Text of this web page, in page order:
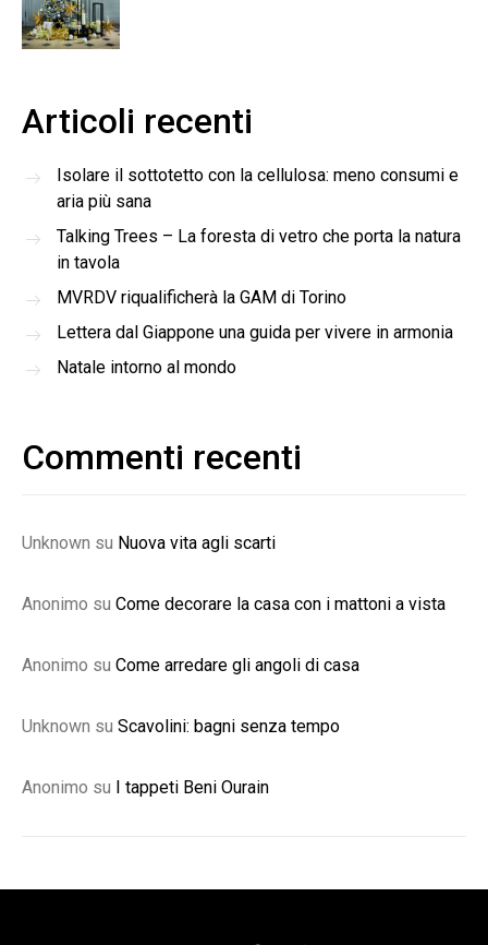
Articoli recenti
Isolare il sottotetto con la cellulosa: meno consumi e
aria più sana
Talking Trees – La foresta di vetro che porta la natura
in tavola
MVRDV riqualificherà la GAM di Torino
Lettera dal Giappone una guida per vivere in armonia
Natale intorno al mondo
Commenti recenti
Unknown su Nuova vita agli scarti
Anonimo su Come decorare la casa con i mattoni a vista
Anonimo su Come arredare gli angoli di casa
Unknown su Scavolini: bagni senza tempo
Anonimo su I tappeti Beni Ourain